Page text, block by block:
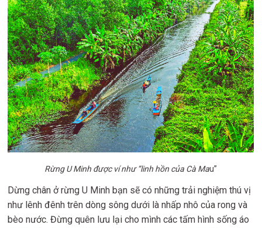
Rừng U Minh được ví như “linh hồn của Cà Mau”
Dừng chân ở rừng U Minh bạn sẽ có những trải nghiệm thú vị
như lênh đênh trên dòng sông dưới là nhấp nhô của rong và
bèo nước. Đừng quên lưu lại cho mình các tấm hình sống áo